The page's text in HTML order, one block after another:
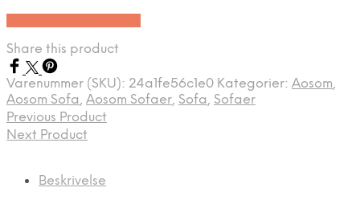
Share this product
Varenummer (SKU): 24a1fe56c1e0 Kategorier: Aosom,
Aosom Sofa, Aosom Sofaer, Sofa, Sofaer
Previous Product
Next Product
Beskrivelse